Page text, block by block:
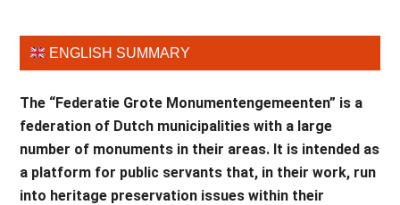
ENGLISH SUMMARY
The “Federatie Grote Monumentengemeenten” is a
federation of Dutch municipalities with a large
number of monuments in their areas. It is intended as
a platform for public servants that, in their work, run
into heritage preservation issues within their